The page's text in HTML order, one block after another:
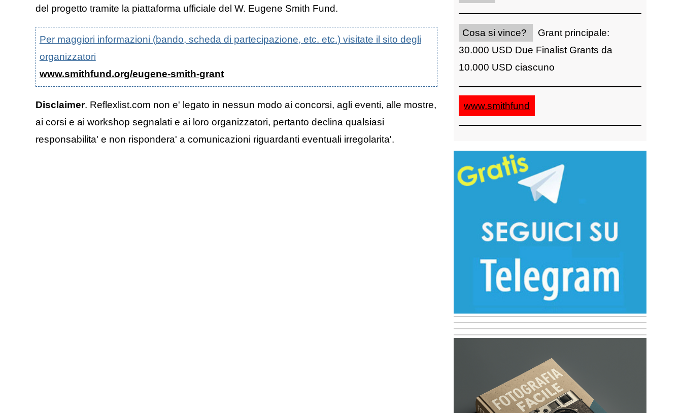
del progetto tramite la piattaforma ufficiale del W. Eugene Smith Fund.
Per maggiori informazioni (bando, scheda di partecipazione, etc. etc.) visitate il sito degli
organizzatori
www.smithfund.org/eugene-smith-grant
Disclaimer. Reflexlist.com non e' legato in nessun modo ai concorsi, agli eventi, alle mostre,
ai corsi e ai workshop segnalati e ai loro organizzatori, pertanto declina qualsiasi
responsabilita' e non rispondera' a comunicazioni riguardanti eventuali irregolarita'.
Cosa si vince?
Grant principale:
30.000 USD Due Finalist Grants da
10.000 USD ciascuno
www.smithfund